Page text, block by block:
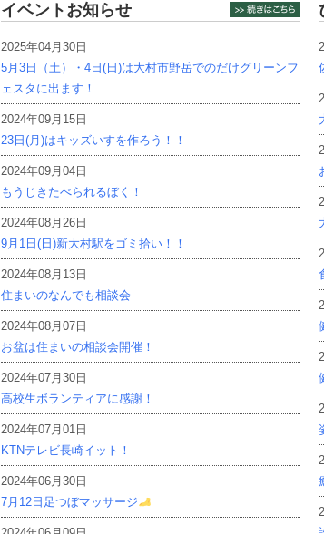
イベントお知らせ
2025年04月30日
5月3日（土）・4日(日)は大村市野岳でのだけグリーンフ
ェスタに出ます！
2024年09月15日
23日(月)はキッズいすを作ろう！！
2024年09月04日
もうじきたべられるぼく！
2024年08月26日
9月1日(日)新大村駅をゴミ拾い！！
2024年08月13日
住まいのなんでも相談会
2024年08月07日
お盆は住まいの相談会開催！
2024年07月30日
高校生ボランティアに感謝！
2024年07月01日
KTNテレビ長崎イット！
2024年06月30日
7月12日足つぼマッサージ